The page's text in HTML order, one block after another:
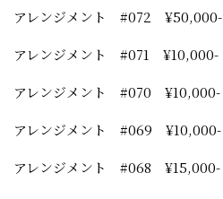
アレンジメント #072 ¥50,000-
アレンジメント #071 ¥10,000-
アレンジメント #070 ¥10,000-
アレンジメント #069 ¥10,000-
アレンジメント #068 ¥15,000-